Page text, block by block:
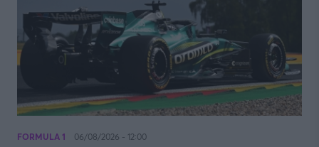
FORMULA 1 06/08/2026 - 12:00